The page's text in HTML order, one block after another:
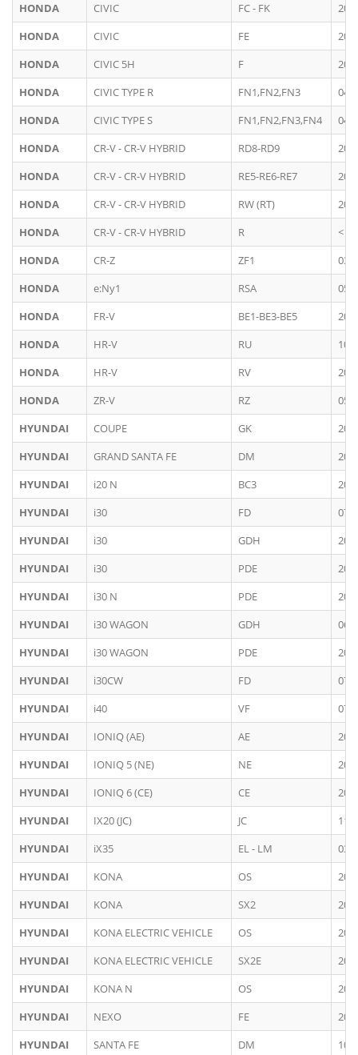
HONDA
CIVIC FC - FK
HONDA
CIVIC FE
HONDA
CIVIC 5H F
HONDA
CIVIC TYPE R FN1,FN2,FN3
04/
HONDA
CIVIC TYPE S FN1,FN2,FN3,FN4
04/
HONDA
CR-V - CR-V HYBRID RD8-RD9
HONDA
CR-V - CR-V HYBRID RE5-RE6-RE7
HONDA
CR-V - CR-V HYBRID RW (RT)
HONDA
CR-V - CR-V HYBRID R
<
HONDA
CR-Z ZF1
03/
HONDA
e:Ny1 RSA
05/
HONDA
FR-V BE1-BE3-BE5
HONDA
HR-V RU
10/
HONDA
HR-V RV
HONDA
ZR-V RZ
05/
HYUNDAI
COUPE GK
HYUNDAI
GRAND SANTA FE DM
HYUNDAI
i20 N BC3
HYUNDAI
i30 FD
07/
HYUNDAI
i30 GDH
HYUNDAI
i30 PDE
HYUNDAI
i30 N PDE
HYUNDAI
i30 WAGON GDH
06/
HYUNDAI
i30 WAGON PDE
HYUNDAI
i30CW FD
07/
HYUNDAI
i40 VF
07/
HYUNDAI
IONIQ (AE) AE
HYUNDAI
IONIQ 5 (NE) NE
HYUNDAI
IONIQ 6 (CE) CE
HYUNDAI
IX20 (JC) JC
11/
HYUNDAI
iX35 EL - LM
03/
HYUNDAI
KONA OS
HYUNDAI
KONA SX2
HYUNDAI
KONA ELECTRIC VEHICLE OS
HYUNDAI
KONA ELECTRIC VEHICLE SX2E
HYUNDAI
KONA N OS
HYUNDAI
NEXO FE
HYUNDAI
SANTA FE DM
10/